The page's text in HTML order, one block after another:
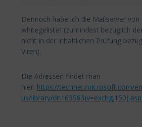
Dennoch habe ich die Mailserver
whitegelistet (zumindest bezüglich
nicht in der inhaltlichen Prüfung
Viren).
Die Adressen findet man
hier: https://technet.microsoft.com/
us/library/